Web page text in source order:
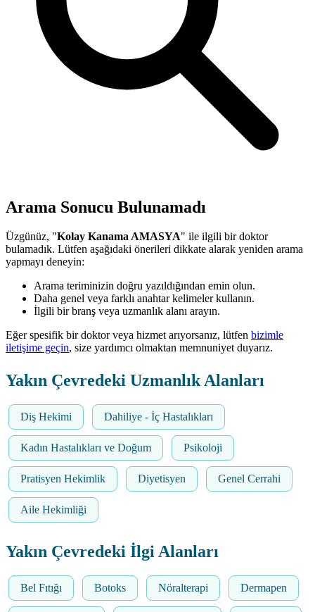
Arama Sonucu Bulunamadı
Üzgünüz, "Kolay Kanama AMASYA" ile ilgili bir doktor
bulamadık. Lütfen aşağıdaki önerileri dikkate alarak yeniden arama
yapmayı deneyin:
Arama teriminizin doğru yazıldığından emin olun.
Daha genel veya farklı anahtar kelimeler kullanın.
İlgili bir branş veya uzmanlık alanı arayın.
Eğer spesifik bir doktor veya hizmet arıyorsanız, lütfen bizimle
iletişime geçin, size yardımcı olmaktan memnuniyet duyarız.
Yakın Çevredeki Uzmanlık Alanları
Diş Hekimi Dahiliye - İç Hastalıkları
Kadın Hastalıkları ve Doğum Psikoloji
Pratisyen Hekimlik Diyetisyen Genel Cerrahi
Aile Hekimliği
Yakın Çevredeki İlgi Alanları
Bel Fıtığı Botoks Nöralterapi Dermapen